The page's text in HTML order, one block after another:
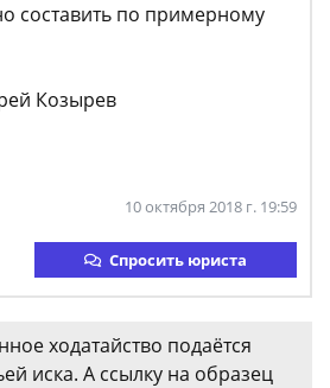
составить по примерному
Козырев
10 октября 2018 г. 19:59
Спросить юриста
ходатайство подаётся
иска. А ссылку на образец